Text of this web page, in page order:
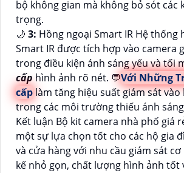
bộ không gian mà không bỏ sót các
trọng.
🌙 3: Hồng ngoại Smart IR Hệ thống
Smart IR được tích hợp vào camera
trong điều kiện ánh sáng yếu và tối
cấp hình ảnh rõ nét. 💬Với Những
cấp làm tăng hiệu suất giám sát vào
trong các môi trường thiếu ánh
Kết luận Bộ kit camera nhà phố giá
một sự lựa chọn tốt cho các hộ gia
và cửa hàng với nhu cầu giám sát
kế nhỏ gọn, chất lượng hình ảnh tốt